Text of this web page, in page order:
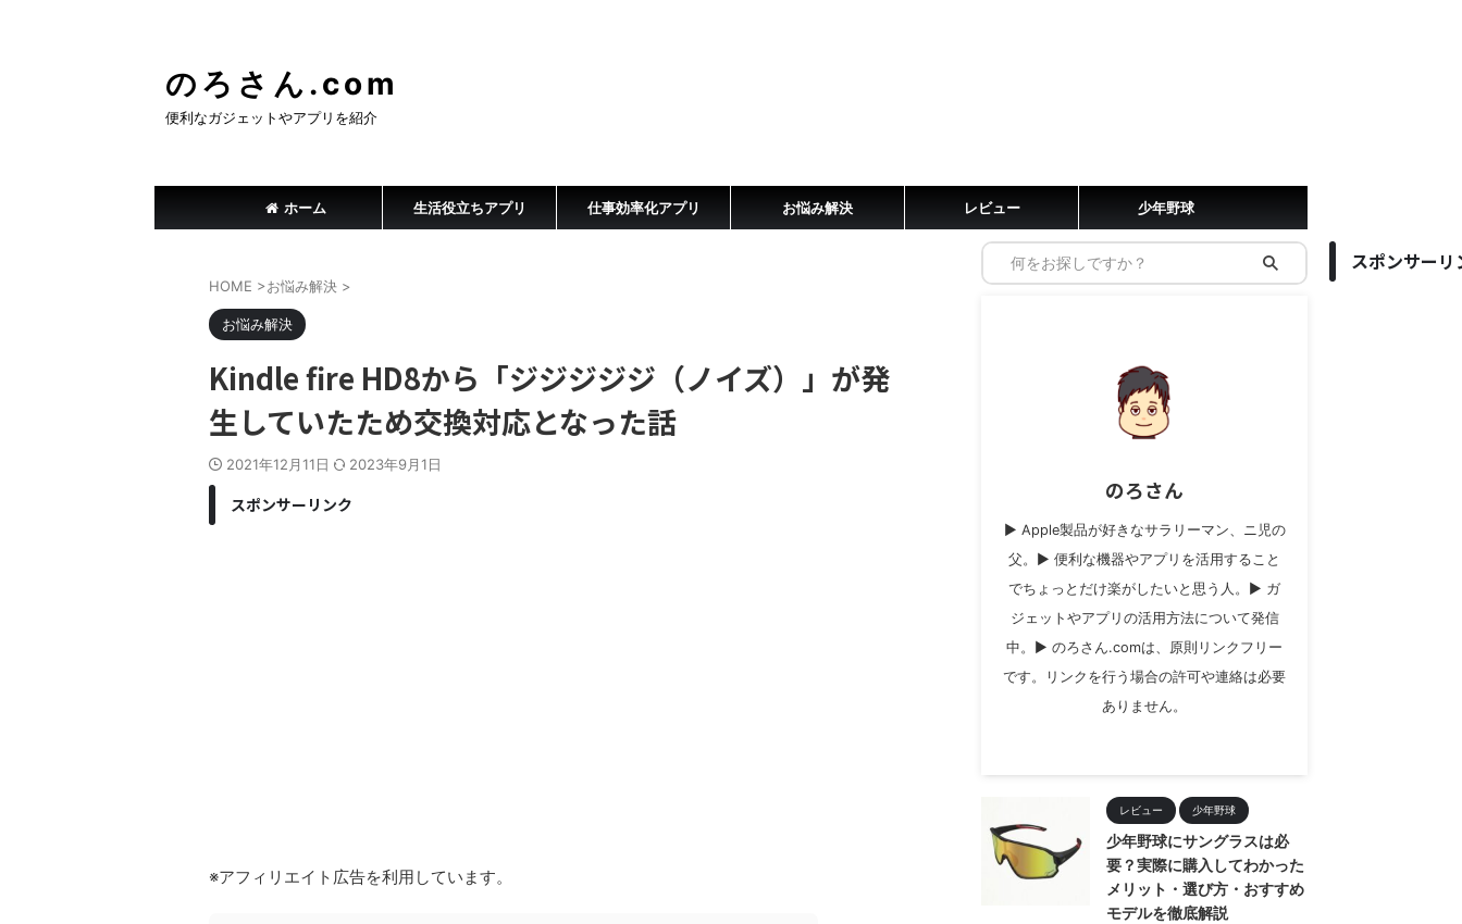
のろさん.com
便利なガジェットやアプリを紹介
ホーム 生活役立ちアプリ 仕事効率化アプリ お悩み解決 レビュー 少年野球
HOME >お悩み解決 >
お悩み解決
Kindle fire HD8から「ジジジジジ（ノイズ）」が発
生していたため交換対応となった話
2021年12月11日 2023年9月1日
スポンサーリンク
※アフィリエイト広告を利用しています。
のろさん
▶︎ Apple製品が好きなサラリーマン、ニ児の
父。▶︎ 便利な機器やアプリを活用すること
でちょっとだけ楽がしたいと思う人。▶︎ ガ
ジェットやアプリの活用方法について発信
中。▶︎ のろさん.comは、原則リンクフリー
です。リンクを行う場合の許可や連絡は必要
ありません。
レビュー 少年野球
少年野球にサングラスは必
要？実際に購入してわかった
メリット・選び方・おすすめ
モデルを徹底解説
スポンサーリ